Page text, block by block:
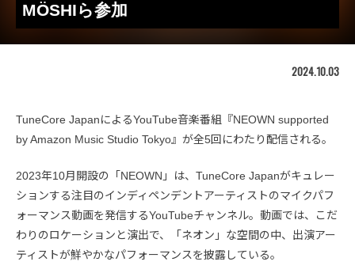
MÖSHIら参加
2024.10.03
TuneCore JapanによるYouTube音楽番組『NEOWN supported
by Amazon Music Studio Tokyo』が全5回にわたり配信される。
2023年10月開設の「NEOWN」は、TuneCore Japanがキュレー
ションする注目のインディペンデントアーティストのマイクパフ
ォーマンス動画を発信するYouTubeチャンネル。動画では、こだ
わりのロケーションと演出で、「ネオン」な空間の中、出演アー
ティストが鮮やかなパフォーマンスを披露している。